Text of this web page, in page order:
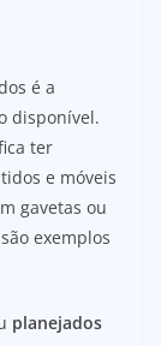
é a
disponível.
ter
e móveis
gavetas ou
exemplos
planejados